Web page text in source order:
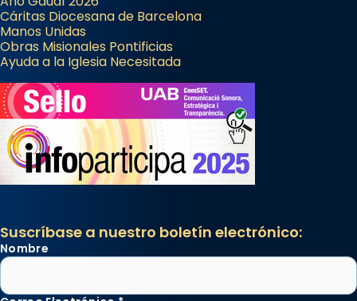
Cáritas Diocesana de Barcelona
Manos Unidas
Obras Misionales Pontificias
Ayuda a la Iglesia Necesitada
Suscríbase a nuestro boletín electrónico:
Nombre